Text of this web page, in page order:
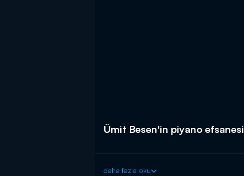
Ümit Besen'in piyano efsanesi
daha fazla oku